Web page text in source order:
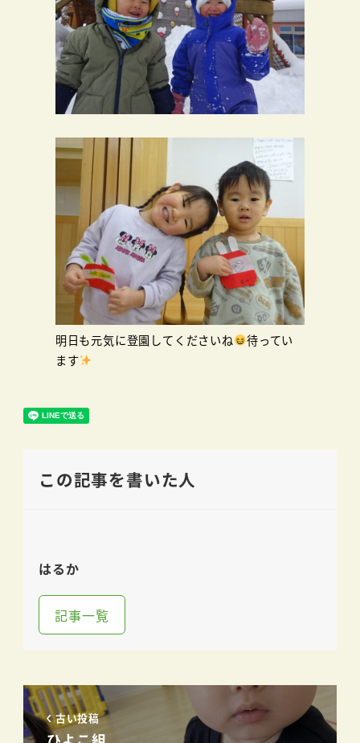
明日も元気に登園してくださいね
待ってい
ます
この記事を書いた人
はるか
記事一覧
古い投稿